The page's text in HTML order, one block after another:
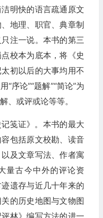
明快的语言疏通原文
地理、职官、典章制
注一说。本书的第三
校本为底本，将《史
初以后的大事均用不
“序论”“题解”“简论”为
、或评或论等等。
笺证》。本书的最大
包括原文校勘、读音
及文章写法、作者寓
量古今中外的评论资
遗存与近几十年来的
的历史地图与文物图
林》编写方法的进一